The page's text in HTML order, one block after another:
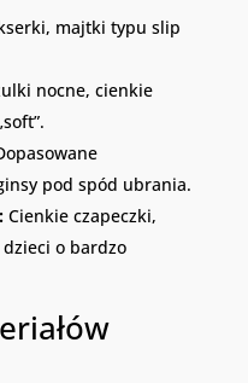
majtki typu slip
nocne, cienkie
pod spód ubrania.
Cienkie czapeczki,
o bardzo